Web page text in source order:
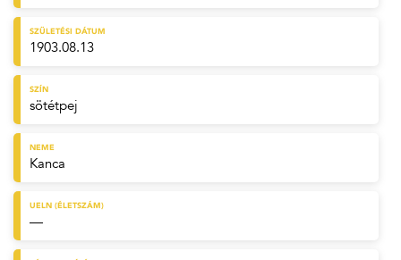
SZÜLETÉSI DÁTUM
1903.08.13
SZÍN
sötétpej
NEME
Kanca
UELN (ÉLETSZÁM)
—